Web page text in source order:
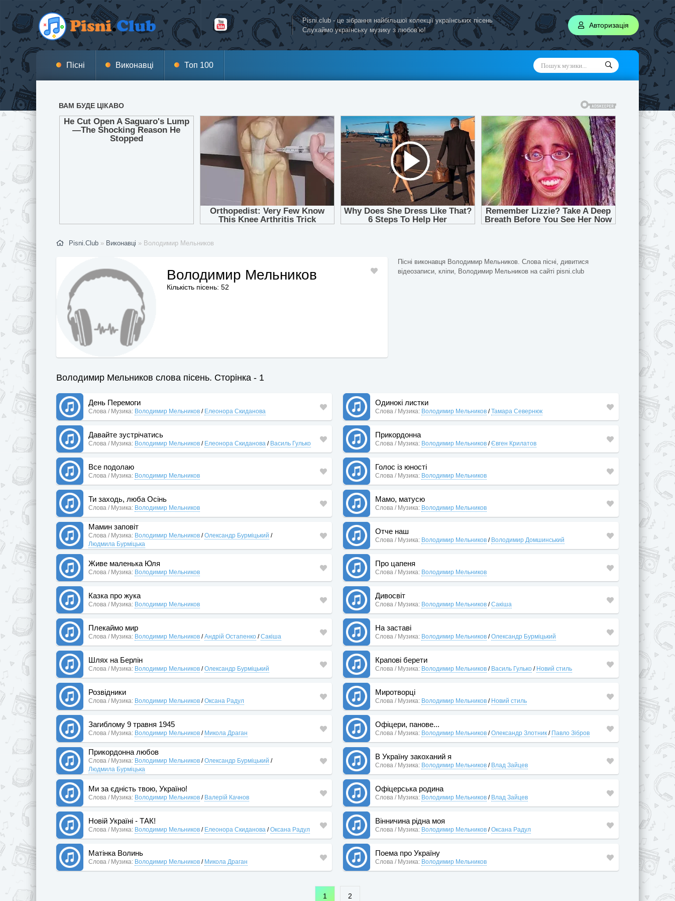
Pisni.club - це зібрання найбільшої колекції українських пісень
Слухаймо українську музику з любов’ю!
Авторизація
Пісні Виконавці Топ 100
Pisni.Club » Виконавці » Володимир Мельников
Володимир Мельников
Кількість пісень: 52
Пісні виконавця Володимир Мельников. Слова пісні, дивитися
відеозаписи, кліпи, Володимир Мельников на сайті pisni.club
Володимир Мельников слова пісень. Сторінка - 1
День Перемоги
Слова / Музика: Володимир Мельников / Елеонора Скиданова
Одинокі листки
Слова / Музика: Володимир Мельников /Тамара Севернюк
Давайте зустрічатись
Слова / Музика: Володимир Мельников / Елеонора Скиданова / Василь Гулько
Прикордонна
Слова / Музика: Володимир Мельников /Євген Крилатов
Все подолаю
Слова / Музика: Володимир Мельников
Голос із юності
Слова / Музика: Володимир Мельников
Ти заходь, люба Осінь
Слова / Музика: Володимир Мельников
Мамо, матусю
Слова / Музика: Володимир Мельников
Мамин заповіт
Слова / Музика: Володимир Мельников /Олександр Бурміцький /
Людмила Бурміцька
Отче наш
Слова / Музика: Володимир Мельников / Володимир Домшинський
Живе маленька Юля
Слова / Музика: Володимир Мельников
Про цапеня
Слова / Музика: Володимир Мельников
Казка про жука
Слова / Музика: Володимир Мельников
Дивосвіт
Слова / Музика: Володимир Мельников /Сакіша
Плекаймо мир
Слова / Музика: Володимир Мельников /Андрій Остапенко /Сакіша
На заставі
Слова / Музика: Володимир Мельников /Олександр Бурміцький
Шлях на Берлін
Слова / Музика: Володимир Мельников /Олександр Бурміцький
Крапові берети
Слова / Музика: Володимир Мельников / Василь Гулько / Новий стиль
Розвідники
Слова / Музика: Володимир Мельников /Оксана Радул
Миротворці
Слова / Музика: Володимир Мельников / Новий стиль
Загиблому 9 травня 1945
Слова / Музика: Володимир Мельников / Микола Драган
Офіцери, панове...
Слова / Музика: Володимир Мельников /Олександр Злотник / Павло Зібров
Прикордонна любов
Слова / Музика: Володимир Мельников /Олександр Бурміцький /
Людмила Бурміцька
В Україну закоханий я
Слова / Музика: Володимир Мельников / Влад Зайцев
Ми за єдність твою, Україно!
Слова / Музика: Володимир Мельников / Валерій Качнов
Oфіцерська родина
Слова / Музика: Володимир Мельников / Влад Зайцев
Новій Україні - ТАК!
Слова / Музика: Володимир Мельников / Елеонора Скиданова /Оксана Радул
Вінничина рідна моя
Слова / Музика: Володимир Мельников /Оксана Радул
Матінка Волинь
Слова / Музика: Володимир Мельников / Микола Драган
Поема про Україну
Слова / Музика: Володимир Мельников
1 2